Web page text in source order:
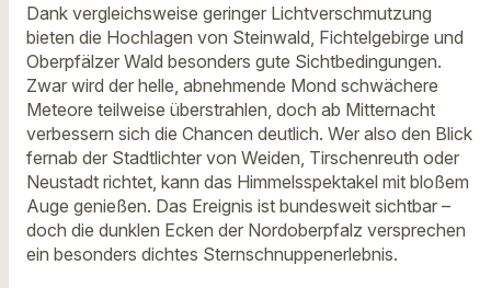
Dank vergleichsweise geringer Lichtverschmutzung
bieten die Hochlagen von Steinwald, Fichtelgebirge und
Oberpfälzer Wald besonders gute Sichtbedingungen.
Zwar wird der helle, abnehmende Mond schwächere
Meteore teilweise überstrahlen, doch ab Mitternacht
verbessern sich die Chancen deutlich. Wer also den Blick
fernab der Stadtlichter von Weiden, Tirschenreuth oder
Neustadt richtet, kann das Himmelsspektakel mit bloßem
Auge genießen. Das Ereignis ist bundesweit sichtbar –
doch die dunklen Ecken der Nordoberpfalz versprechen
ein besonders dichtes Sternschnuppenerlebnis.